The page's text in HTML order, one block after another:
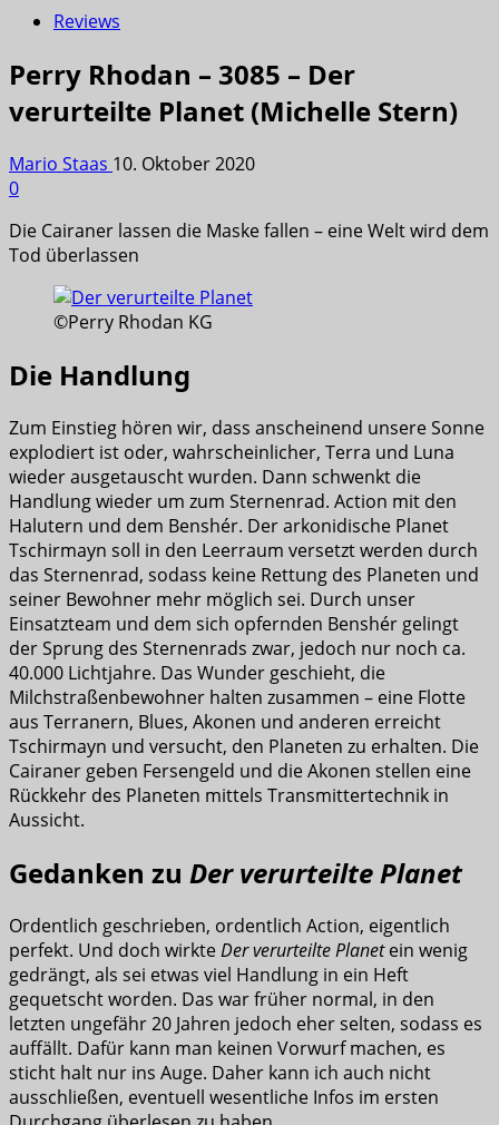
Reviews
Perry Rhodan – 3085 – Der
verurteilte Planet (Michelle Stern)
Mario Staas 10. Oktober 2020
0
Die Cairaner lassen die Maske fallen – eine Welt wird dem
Tod überlassen
©Perry Rhodan KG
Die Handlung
Zum Einstieg hören wir, dass anscheinend unsere Sonne
explodiert ist oder, wahrscheinlicher, Terra und Luna
wieder ausgetauscht wurden. Dann schwenkt die
Handlung wieder um zum Sternenrad. Action mit den
Halutern und dem Benshér. Der arkonidische Planet
Tschirmayn soll in den Leerraum versetzt werden durch
das Sternenrad, sodass keine Rettung des Planeten und
seiner Bewohner mehr möglich sei. Durch unser
Einsatzteam und dem sich opfernden Benshér gelingt
der Sprung des Sternenrads zwar, jedoch nur noch ca.
40.000 Lichtjahre. Das Wunder geschieht, die
Milchstraßenbewohner halten zusammen – eine Flotte
aus Terranern, Blues, Akonen und anderen erreicht
Tschirmayn und versucht, den Planeten zu erhalten. Die
Cairaner geben Fersengeld und die Akonen stellen eine
Rückkehr des Planeten mittels Transmittertechnik in
Aussicht.
Gedanken zu Der verurteilte Planet
Ordentlich geschrieben, ordentlich Action, eigentlich
perfekt. Und doch wirkteDer verurteilte Planetein wenig
gedrängt, als sei etwas viel Handlung in ein Heft
gequetscht worden. Das war früher normal, in den
letzten ungefähr 20 Jahren jedoch eher selten, sodass es
auffällt. Dafür kann man keinen Vorwurf machen, es
sticht halt nur ins Auge. Daher kann ich auch nicht
ausschließen, eventuell wesentliche Infos im ersten